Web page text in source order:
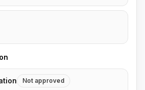
Not approved